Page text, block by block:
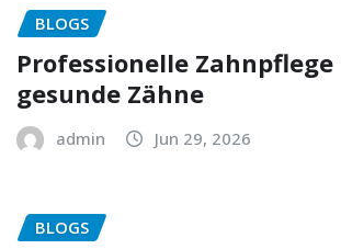
BLOGS
Professionelle
gesunde Zähne
admin Jun 29, 2026
BLOGS